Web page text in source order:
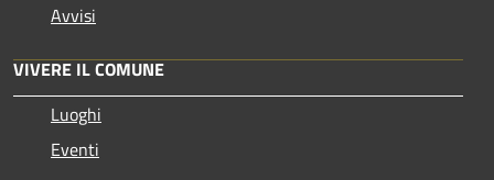
Avvisi
VIVERE IL COMUNE
Luoghi
Eventi